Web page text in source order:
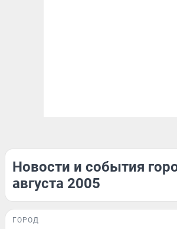
Новости и события
августа 2005
ГОРОД